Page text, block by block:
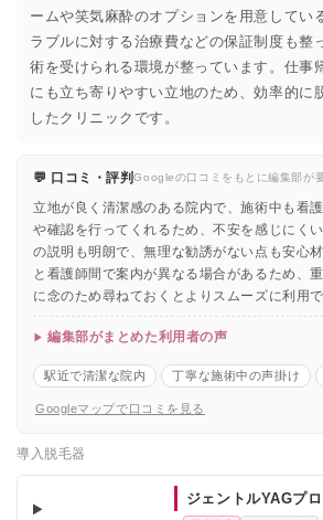
ームや笑気麻酔のオプションを用意してい
ラブルに対する治療費などの保証制度も整
術を受けられる環境が整っています。仕事
にも立ち寄りやすい立地のため、効率的に
したクリニックです。
💬 口コミ・評判Googleの口コミをもとに編集部が
立地が良く清潔感のある院内で、施術中も看
や確認を行ってくれるため、不安を感じにく
の説明も明朗で、無理な勧誘がない点も安心
と看護師間で案内が異なる場合があるため、
に念のため尋ねておくとよりスムーズに利用で
編集部がまとめた利用者の声
駅近で清潔な院内 丁寧な施術中の声掛け
Googleマップで口コミを見る
導入脱毛器
ジェントルYAGプロ